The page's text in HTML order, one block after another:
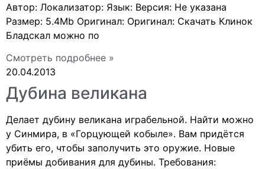
Автор: Локализатор: Язык: Версия: Не указана
Размер: 5.4Mb Оригинал: Оригинал: Скачать Клинок
Бладскал можно по
Смотреть подробнее »
20.04.2013
Дубина великана
Делает дубину великана играбельной. Найти можно
у Синмира, в «Горцующей кобыле». Вам придётся
убить его, чтобы заполучить это оружие. Новые
приёмы добивания для дубины. Требования: